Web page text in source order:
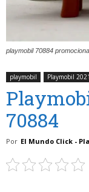
playmobil 70884
playmobil Playmobil 2021
70884
Por El Mundo Click -